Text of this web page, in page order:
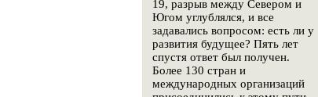
19, разрыв между Севером и
Югом углублялся, и все
задавались вопросом: есть ли у
развития будущее? Пять лет
спустя ответ был получен.
Более 130 стран и
международных организаций